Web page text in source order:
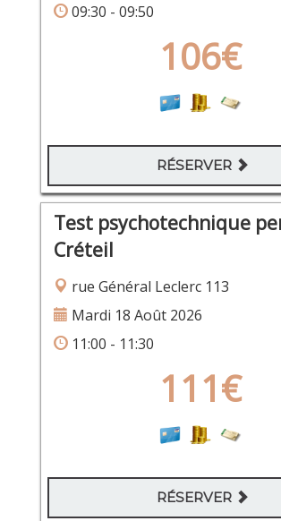
09:30 - 09:50
106€
RÉSERVER
Test psychotechnique
Créteil
rue Général Leclerc 113
Mardi 18 Août 2026
11:00 - 11:30
111€
RÉSERVER